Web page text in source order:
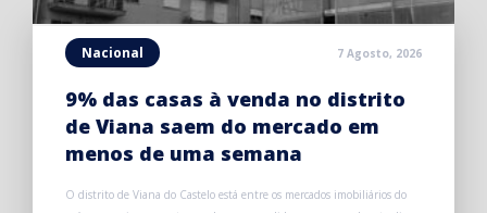
Nacional 7 Agosto, 2026
9% das casas à venda no distrito
de Viana saem do mercado em
menos de uma semana
O distrito de Viana do Castelo está entre os mercados imobiliários do